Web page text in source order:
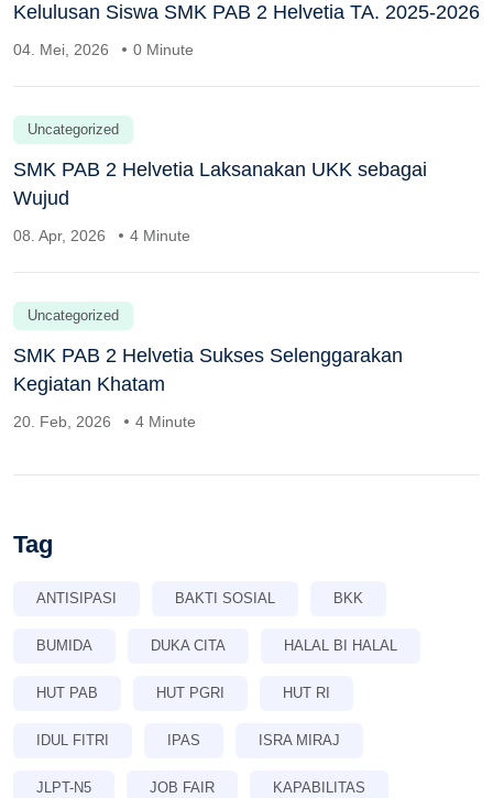
Kelulusan Siswa SMK PAB 2 Helvetia TA. 2025-2026
04. Mei, 2026 0 Minute
Uncategorized
SMK PAB 2 Helvetia Laksanakan UKK sebagai
Wujud
08. Apr, 2026 4 Minute
Uncategorized
SMK PAB 2 Helvetia Sukses Selenggarakan
Kegiatan Khatam
20. Feb, 2026 4 Minute
Tag
ANTISIPASI BAKTI SOSIAL BKK
BUMIDA DUKA CITA HALAL BI HALAL
HUT PAB HUT PGRI HUT RI
IDUL FITRI IPAS ISRA MIRAJ
JLPT-N5 JOB FAIR KAPABILITAS